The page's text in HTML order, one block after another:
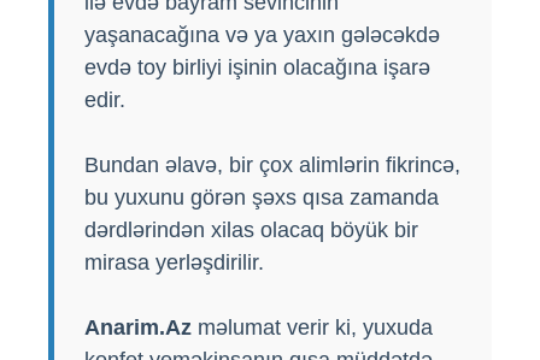
yaşanacağına və ya yaxın gələcəkdə
evdə toy birliyi işinin olacağına işarə
edir.
Bundan əlavə, bir çox alimlərin fikrincə,
bu yuxunu görən şəxs qısa zamanda
dərdlərindən xilas olacaq böyük bir
mirasa yerləşdirilir.
Anarim.Az məlumat verir ki, yuxuda